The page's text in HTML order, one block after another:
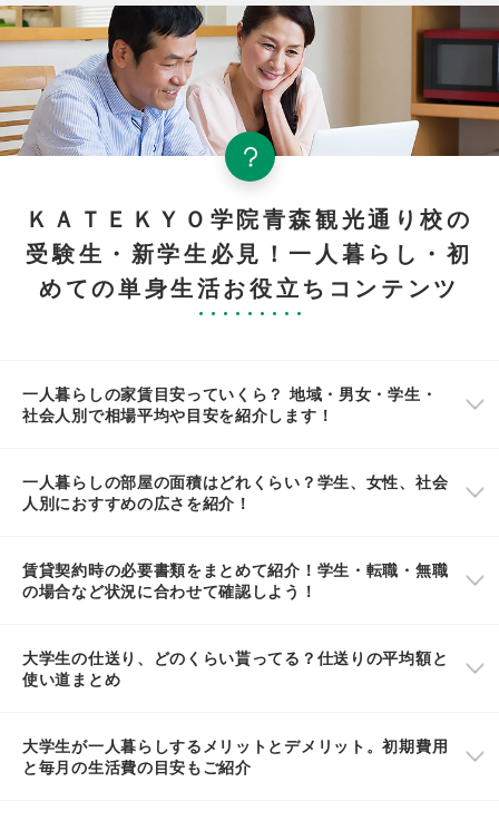
ＫＡＴＥＫＹＯ学院青森観光通り校の
受験生・新学生必見！一人暮らし・初
めての単身生活お役立ちコンテンツ
一人暮らしの家賃目安っていくら？ 地域・男女・学生・
社会人別で相場平均や目安を紹介します！
一人暮らしの部屋の面積はどれくらい？学生、女性、社会
人別におすすめの広さを紹介！
賃貸契約時の必要書類をまとめて紹介！学生・転職・無職
の場合など状況に合わせて確認しよう！
大学生の仕送り、どのくらい貰ってる？仕送りの平均額と
使い道まとめ
大学生が一人暮らしするメリットとデメリット。初期費用
と毎月の生活費の目安もご紹介